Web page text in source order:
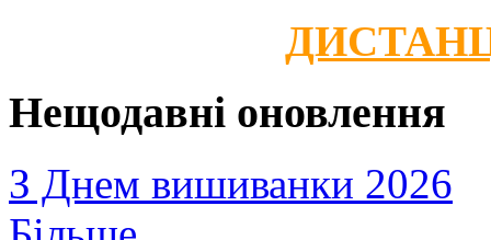
Нещодавні оновлення
З Днем вишиванки 2026